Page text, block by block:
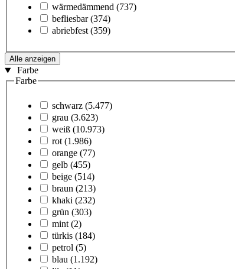
wärmedämmend (737)
befliesbar (374)
abriebfest (359)
Alle anzeigen
Farbe
Farbe
schwarz (5.477)
grau (3.623)
weiß (10.973)
rot (1.986)
orange (77)
gelb (455)
beige (514)
braun (213)
khaki (232)
grün (303)
mint (2)
türkis (184)
petrol (5)
blau (1.192)